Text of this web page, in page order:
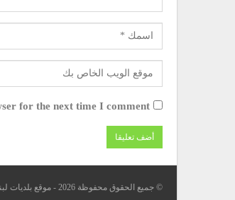
for the next time I comment.
© جميع الحقوق محفوظة 2026 - موقع بلديات لبنان.